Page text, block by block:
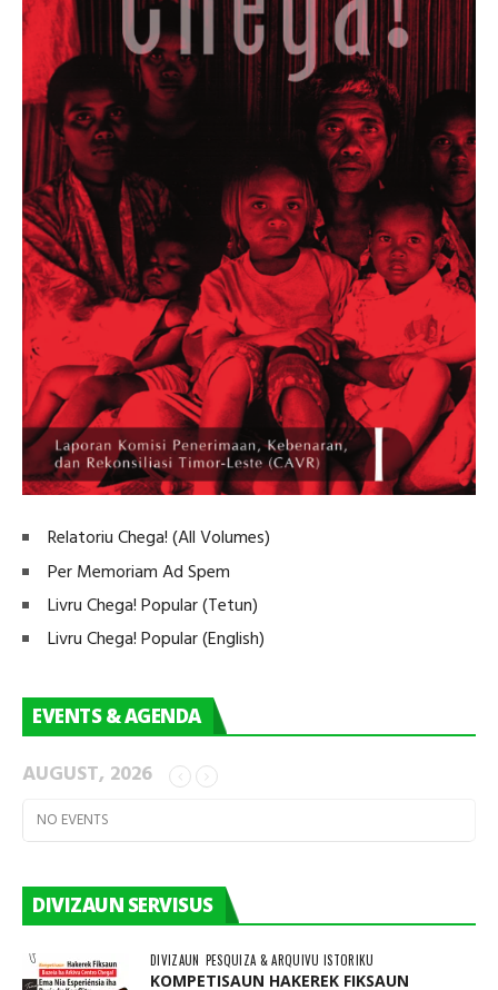
Relatoriu Chega! (All Volumes)
Per Memoriam Ad Spem
Livru Chega! Popular (Tetun)
Livru Chega! Popular (English)
EVENTS & AGENDA
AUGUST, 2026
NO EVENTS
DIVIZAUN SERVISUS
DIVIZAUN PESQUIZA & ARQUIVU ISTORIKU
KOMPETISAUN HAKEREK FIKSAUN